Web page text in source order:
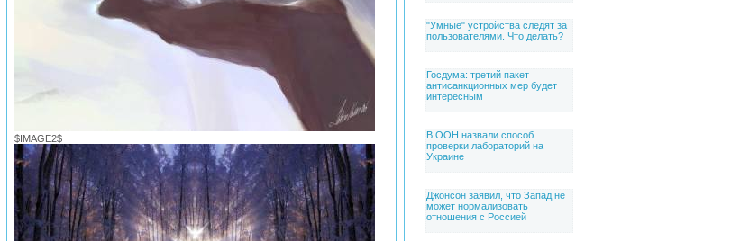
"Умные" устройства следят за
пользователями. Что делать?
Госдума: третий пакет
антисанкционных мер будет
интересным
В ООН назвали способ
проверки лабораторий на
Украине
Джонсон заявил, что Запад не
может нормализовать
отношения с Россией
$IMAGE2$